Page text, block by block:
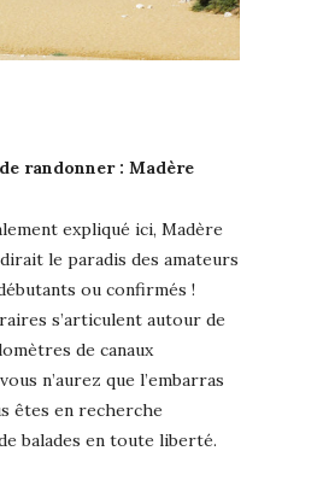
randonner : Madère
expliqué ici, Madère
le paradis des amateurs
ou confirmés !
s’articulent autour de
de canaux
n’aurez que l’embarras
êtes en recherche
balades en toute liberté.